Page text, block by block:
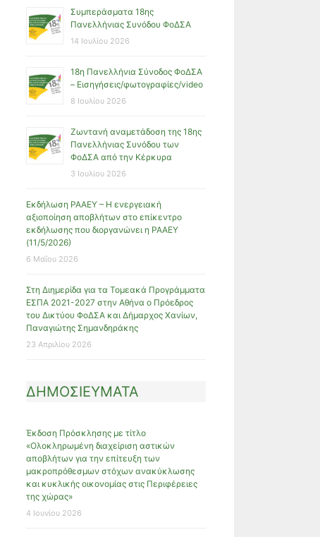
Συμπεράσματα 18ης
Πανελλήνιας Συνόδου ΦοΔΣΑ
14 Ιουλίου 2026
18η Πανελλήνια Σύνοδος ΦοΔΣΑ
– Εισηγήσεις/φωτογραφίες/video
8 Ιουλίου 2026
Ζωντανή αναμετάδοση της 18ης
Πανελλήνιας Συνόδου των
ΦοΔΣΑ από την Κέρκυρα
3 Ιουλίου 2026
Εκδήλωση ΡΑΑΕΥ – Η ενεργειακή
αξιοποίηση αποβλήτων στο επίκεντρο
εκδήλωσης που διοργανώνει η ΡΑΑΕΥ
(11/5/2026)
6 Μαΐου 2026
Στη Διημερίδα για τα Τομεακά Προγράμματα
ΕΣΠΑ 2021-2027 στην Αθήνα ο Πρόεδρος
του Δικτύου ΦοΔΣΑ και Δήμαρχος Χανίων,
Παναγιώτης Σημανδηράκης
23 Απριλίου 2026
ΔΗΜΟΣΙΕΥΜΑΤΑ
Έκδοση Πρόσκλησης με τίτλο
«Ολοκληρωμένη διαχείριση αστικών
αποβλήτων για την επίτευξη των
μακροπρόθεσμων στόχων ανακύκλωσης
και κυκλικής οικονομίας στις Περιφέρειες
της χώρας»
4 Ιουνίου 2026